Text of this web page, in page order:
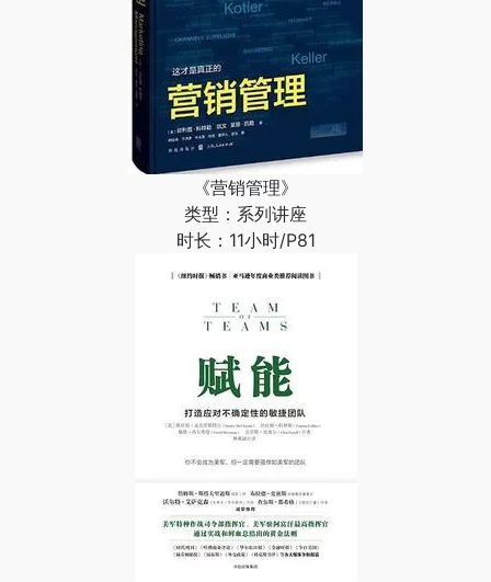
《营销管理》
类型：系列讲座
时长：11小时/P81